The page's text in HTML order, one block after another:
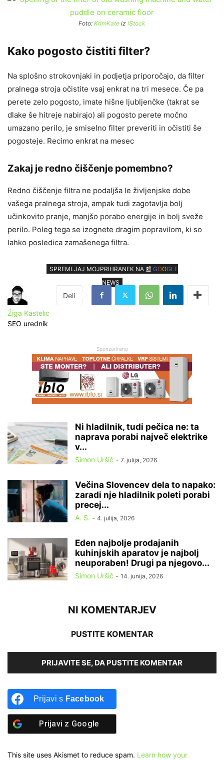
Foto: KrimKate iz iStock
Kako pogosto čistiti filter?
Na splošno strokovnjaki in podjetja priporočajo, da filter
pralnega stroja očistite vsaj enkrat na tri mesece. Če pa
perete zelo pogosto, imate hišne ljubljenčke (takrat se
dlake še hitreje nabirajo) ali pogosto perete močno
umazano perilo, je smiselno filter preveriti in očistiti še
pogosteje. Recimo enkrat na mesec
Zakaj je redno čiščenje pomembno?
Redno čiščenje filtra ne podaljša le življenjske dobe
vašega pralnega stroja, ampak tudi zagotavlja bolj
učinkovito pranje, manjšo porabo energije in bolj sveže
perilo. Poleg tega se izognete dragim popravilom, ki so
lahko posledica zamašenega filtra.
SPREMLJAJ MOJPRIHRANEK NA 📰 GOOGL E
NEWS
Žiga Kastelic
SEO urednik
Sponzorirano
Ni hladilnik, tudi pečica ne: ta
naprava porabi največ elektrike
v...
Simon Uršič - 7. julija, 2026
Večina Slovencev dela to napako:
zaradi nje hladilnik poleti porabi
precej...
A. S. - 4. julija, 2026
Eden najbolje prodajanih
kuhinjskih aparatov je najbolj
neuporaben! Drugi pa njegovo...
Simon Uršič - 14. junija, 2026
NI KOMENTARJEV
PUSTITE KOMENTAR
PRIJAVITE SE, DA PUSTITE KOMENTAR
Prijavi s Facebook
Prijavi z Google
This site uses Akismet to reduce spam. Learn how your